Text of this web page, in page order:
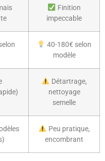
Finition
impeccable
40-180€ selon
modèle
Détartrage,
nettoyage
semelle
Peu pratique,
encombrant